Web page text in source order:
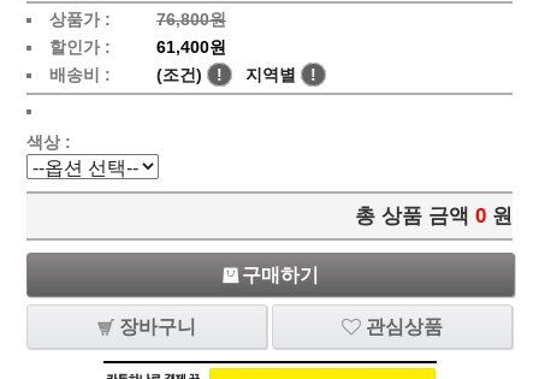
상품가 :
76,800원
할인가 :
61,400원
배송비 :
(조건) ! 지역별 !
색상 :
총 상품 금액 0 원
구매하기
장바구니 관심상품